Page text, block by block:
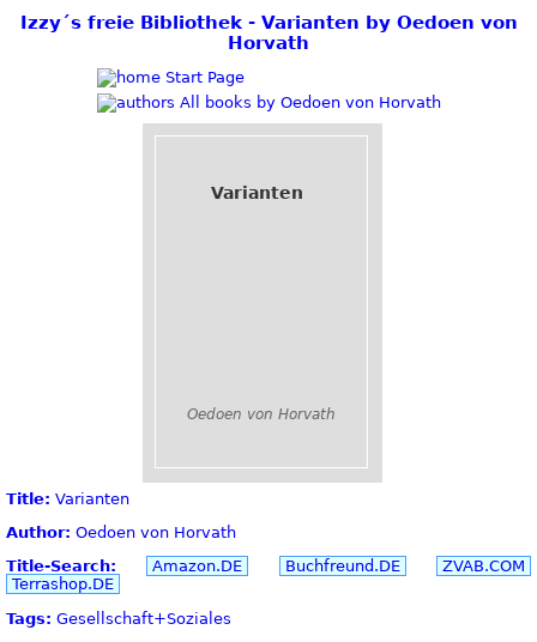
Izzy´s freie Bibliothek - Varianten by Oedoen von
Horvath
Start Page
All books by Oedoen von Horvath
Varianten
Oedoen von Horvath
Title: Varianten
Author: Oedoen von Horvath
Title-Search:
Amazon.DE Buchfreund.DE
ZVAB.COM
Terrashop.DE
Tags: Gesellschaft+Soziales